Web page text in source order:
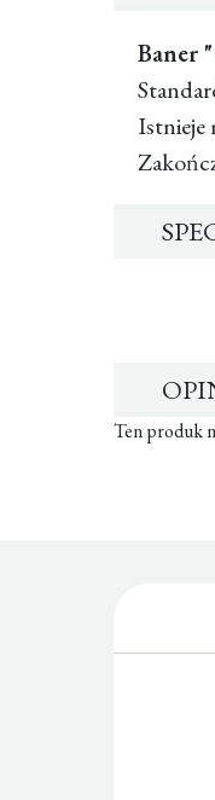
Baner
Istnieje
Ten produk